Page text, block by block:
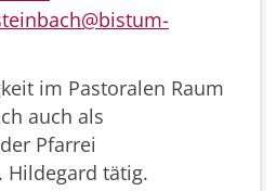
im Pastoralen Raum
auch als
Pfarrei
Hildegard tätig.